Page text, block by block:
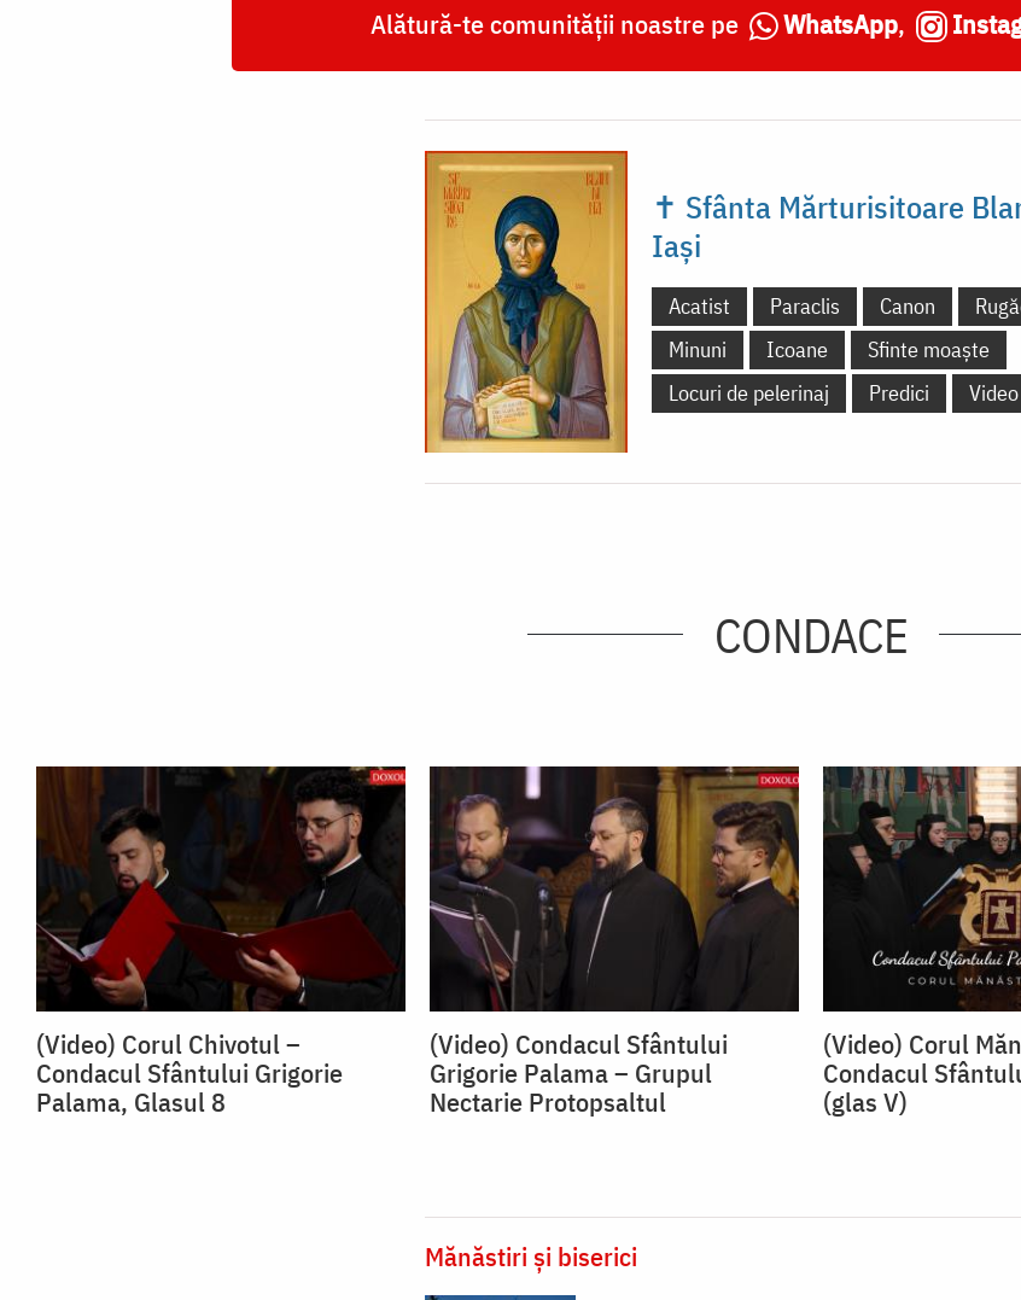
Alătură-te comunității noastre pe WhatsApp,
✝ Sfânta Mărturisitoare
Iași
Acatist Paraclis Canon
Minuni
Icoane
Sfinte moaște
Locuri de pelerinaj
Predici Video
CONDACE
(Video) Corul Chivotul –
Condacul Sfântului Grigorie
Palama, Glasul 8
(Video) Condacul Sfântului
Grigorie Palama – Grupul
Nectarie Protopsaltul
(Video) Corul
Condacul
(glas V)
Mănăstiri și biserici